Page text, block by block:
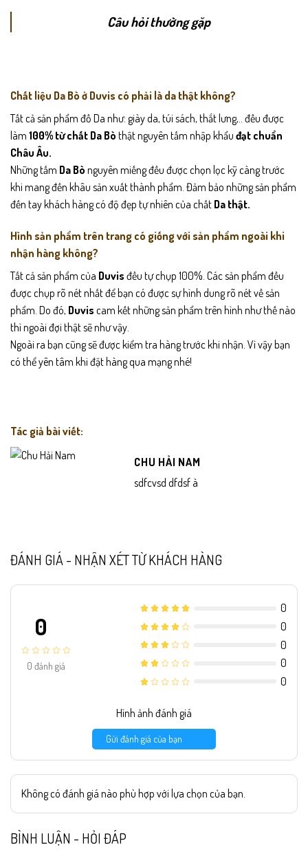
Câu hỏi thường gặp
Chất liệu Da Bò ở Duvis có phải là da thật không?
Tất cả sản phẩm đồ Da như: giày da, túi sách, thắt lưng,.. đều được
làm 100% từ chất Da Bò thật nguyên tấm nhập khẩu đạt chuẩn
Châu Âu.
Những tấm Da Bò nguyên miếng đều được chọn lọc kỹ càng trước
khi mang đến khâu sản xuất thành phẩm. Đảm bảo những sản phẩm
đến tay khách hàng có độ đẹp tự nhiên của chất Da thật.
Hình sản phẩm trên trang có giống với sản phẩm ngoài khi
nhận hàng không?
Tất cả sản phẩm của Duvis đều tự chụp 100%. Các sản phẩm đều
được chụp rõ nét nhất để bạn có được sự hình dung rõ nét về sản
phẩm. Do đó, Duvis cam kết những sản phẩm trên hình như thế nào
thì ngoài đợi thật sẽ như vậy.
Ngoài ra bạn cũng sẽ được kiểm tra hàng trước khi nhận. Vì vậy bạn
có thể yên tâm khi đặt hàng qua mạng nhé!
Tác giả bài viết:
CHU HẢI NAM
sdfcvsd dfdsf à
ĐÁNH GIÁ - NHẬN XÉT TỪ KHÁCH HÀNG
0
0 đánh giá
0
0
0
0
0
Hình ảnh đánh giá
Gửi đánh giá của bạn
Không có đánh giá nào phù hợp với lựa chọn của bạn.
BÌNH LUẬN - HỎI ĐÁP